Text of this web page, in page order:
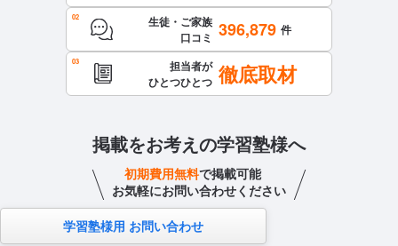
生徒・ご家族
口コミ 396,879 件
担当者が
ひとつひとつ 徹底取材
掲載をお考えの学習塾様へ
初期費用無料で掲載可能
お気軽にお問い合わせください
学習塾様用 お問い合わせ